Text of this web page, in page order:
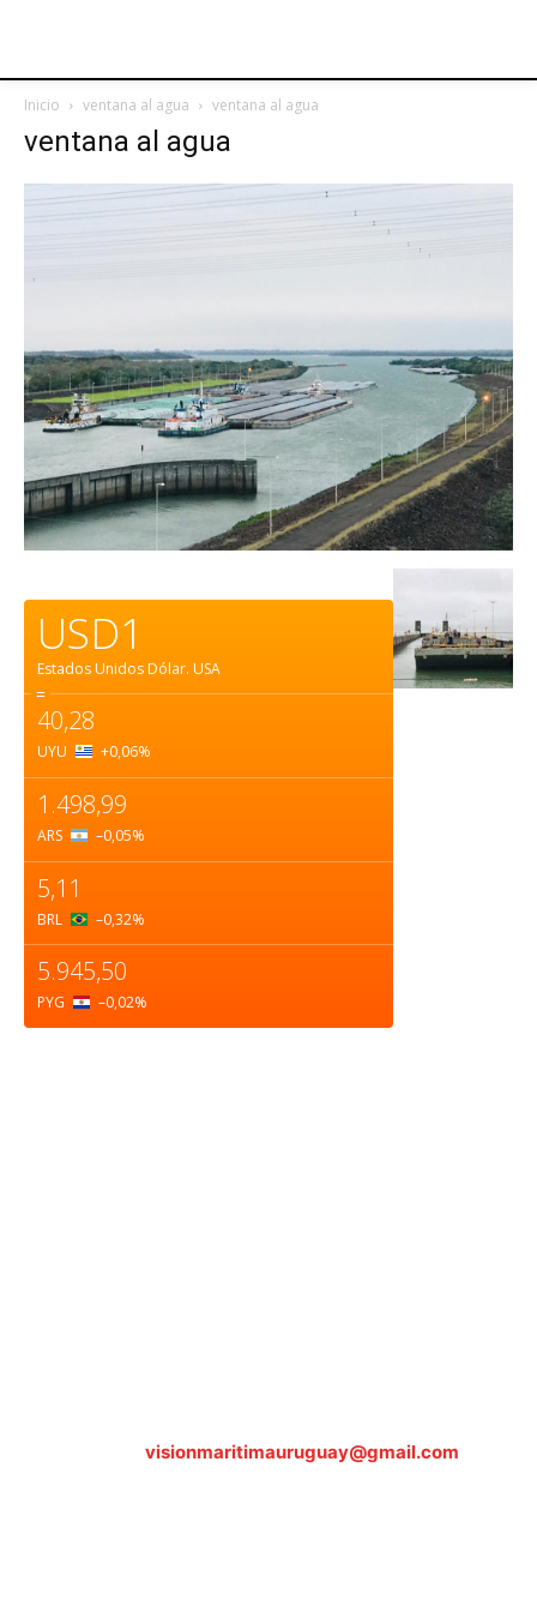
Inicio ventana al agua ventana al agua
ventana al agua
USD1
Estados Unidos Dólar. USA
=
40,28
UYU +0,06%
1.498,99
ARS –0,05%
5,11
BRL –0,32%
5.945,50
PYG –0,02%
visionmaritimauruguay@gmail.com